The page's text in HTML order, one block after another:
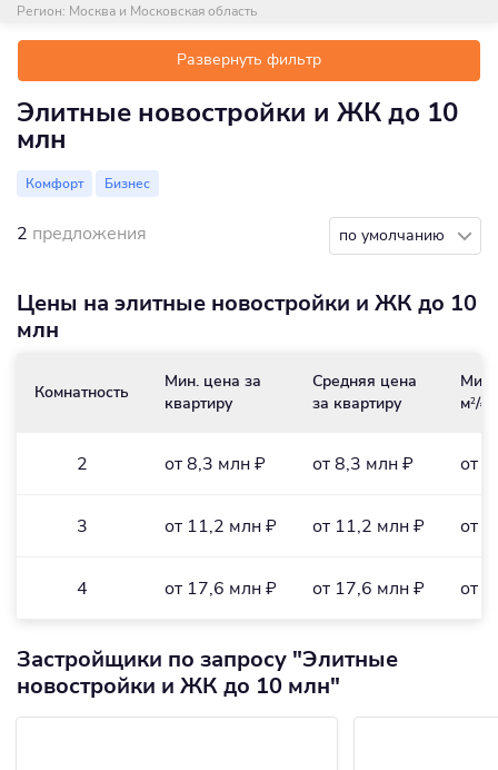
Регион: Москва и Московская область
Развернуть фильтр
Элитные новостройки и ЖК до 10
млн
Комфорт Бизнес
2 предложения по умолчанию
Цены на элитные новостройки и ЖК до 10
млн
Комнатность
Мин. цена за
квартиру
Средняя цена
за квартиру
Мин.
м2/₽
2 от 8,3 млн ₽ от 8,3 млн ₽ от
3 от 11,2 млн ₽ от 11,2 млн ₽ от
4 от 17,6 млн ₽ от 17,6 млн ₽ от
Застройщики по запросу "Элитные
новостройки и ЖК до 10 млн"